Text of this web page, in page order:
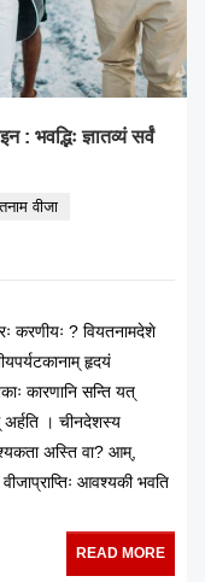
भवद्भिः ज्ञातव्यं सर्वं
वीजा
करणीयः ? वियतनामदेशे
हृदयं
कारणानि सन्ति यत्
अर्हति । चीनदेशस्य
अस्ति वा? आम्,
आवश्यकी भवति
READ MORE